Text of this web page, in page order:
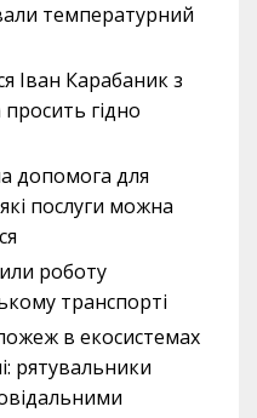
температурний
Іван Карабаник з
гідно
допомога для
послуги можна
роботу
транспорті
в екосистемах
рятувальники